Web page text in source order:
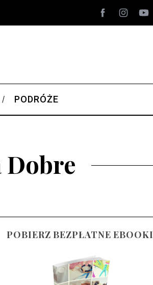
PODRÓŻE
Dobre
POBIERZ BEZPŁATNE EBOOKI